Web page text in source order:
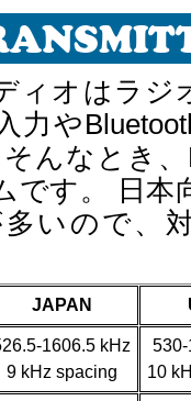
ィオはラジ
力や
んなとき、
です。 日本
いので、
JAPAN
1606.5 kHz
9 kHz spacing
10